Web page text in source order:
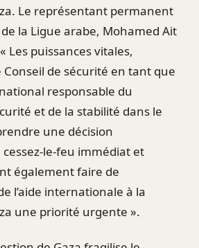
Le représentant permanent
la Ligue arabe, Mohamed Ait
Les puissances vitales,
de sécurité en tant que
responsable du
et de la stabilité dans le
une décision
le-feu immédiat et
également faire de
l’aide internationale à la
une priorité urgente ».